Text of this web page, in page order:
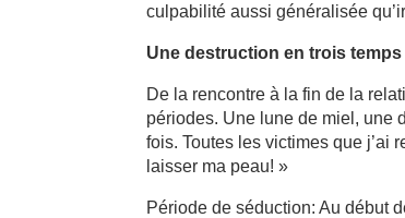
culpabilité aussi généralisée
Une destruction en trois temps
De la rencontre à la fin de la
périodes. Une lune de miel, une
fois. Toutes les victimes que j’ai
laisser ma peau! »
Période de séduction: Au début